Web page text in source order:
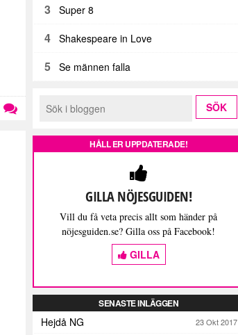
3 Super 8
4 Shakespeare in Love
5 Se männen falla
HÅLL ER UPPDATERADE!
GILLA NÖJESGUIDEN!
Vill du få veta precis allt som händer på
nöjesguiden.se? Gilla oss på Facebook!
GILLA
SENASTE INLÄGGEN
Hejdå NG 23 Okt 2017